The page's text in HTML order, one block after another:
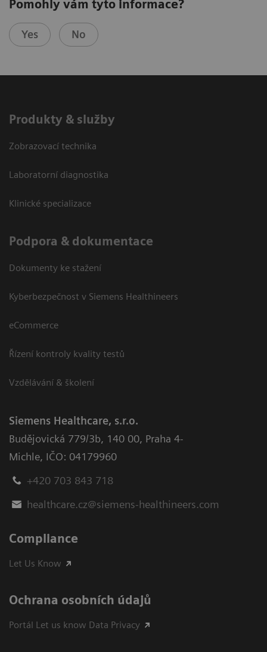
Pomohly vám tyto informace?
Yes No
Produkty & služby
Zobrazovací technika
Laboratorní diagnostika
Klinické specializace
Podpora & dokumentace
Dokumenty ke stažení
Kyberbezpečnost v Siemens Healthineers
eCommerce
Řízení kontroly kvality testů
Vzdělávání & školení
Siemens Healthcare, s.r.o.
Budějovická 779/3b, 140 00, Praha 4-
Michle, IČO: 04179960
+420 703 843 718
healthcare.cz@siemens-healthineers.com
Compliance
Let Us Know
Ochrana osobních údajů
Portál Let us know Data Privacy